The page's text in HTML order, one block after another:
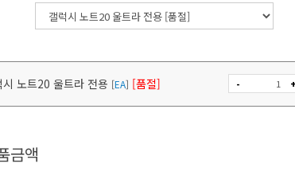
시 노트20 울트라 전용 [EA] [품절] - +
금액